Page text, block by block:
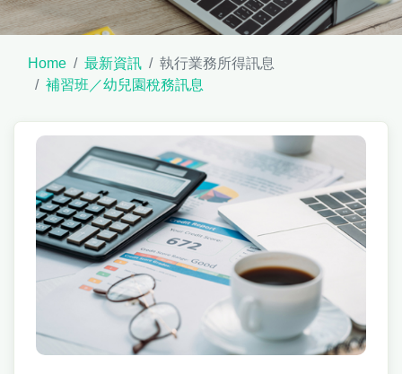
Home 最新資訊
執行業務所得訊息
補習班／幼兒園稅務訊息